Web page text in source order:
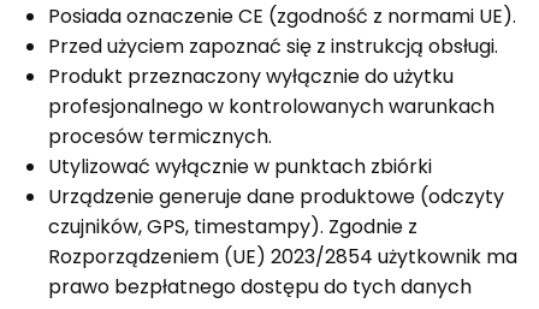
Posiada oznaczenie CE (zgodność z normami UE).
Przed użyciem zapoznać się z instrukcją obsługi.
Produkt przeznaczony wyłącznie do użytku
profesjonalnego w kontrolowanych warunkach
procesów termicznych.
Utylizować wyłącznie w punktach zbiórki
Urządzenie generuje dane produktowe (odczyty
czujników, GPS, timestampy). Zgodnie z
Rozporządzeniem (UE) 2023/2854 użytkownik ma
prawo bezpłatnego dostępu do tych danych